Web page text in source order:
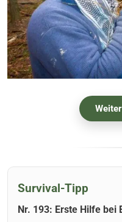
Survival-Tipp
Nr. 193: Erste Hilfe bei